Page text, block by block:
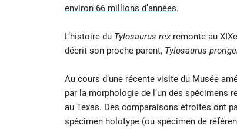
environ 66 millions d’années.
L’histoire du Tylosaurus rex remonte au
décrit son proche parent, Tylosaurus
Au cours d’une récente visite du Musée
par la morphologie de l’un des spécimens
au Texas. Des comparaisons étroites ont
spécimen holotype (ou spécimen de